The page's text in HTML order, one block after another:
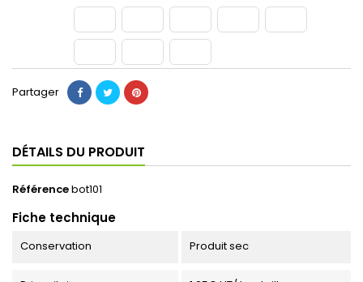
Partager
DÉTAILS DU PRODUIT
Référencebot101
Fiche technique
Conservation Produit sec